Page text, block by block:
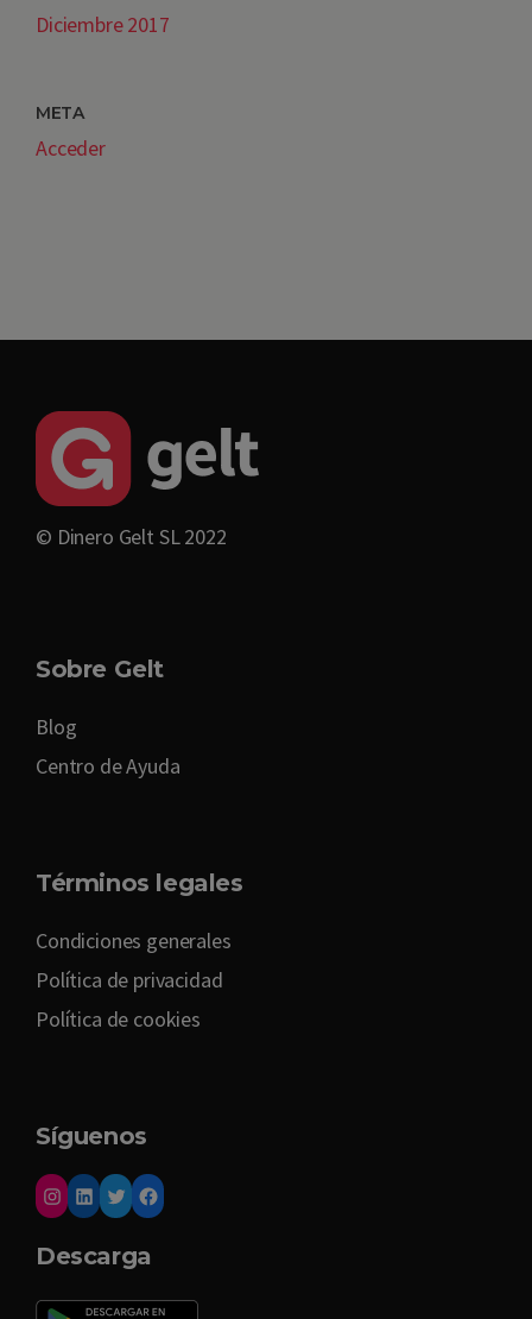
Diciembre 2017
META
Acceder
© Dinero Gelt SL 2022
Sobre Gelt
Blog
Centro de Ayuda
Términos legales
Condiciones generales
Política de privacidad
Política de cookies
Síguenos
Descarga